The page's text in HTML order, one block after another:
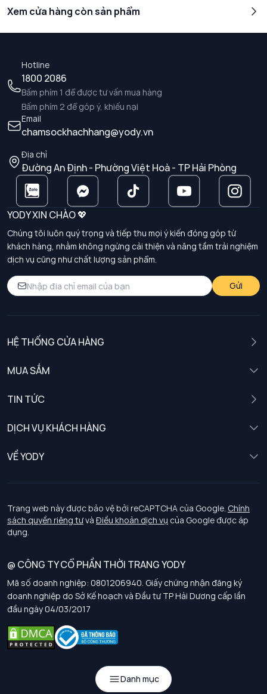
Danh mục
Xem cửa hàng còn sản phẩm
Hotline
1800 2086
Bấm phím 1 để được tư vấn mua hàng
Bấm phím 2 để góp ý, khiếu nại
Email
chamsockhachhang@yody.vn
Địa chỉ
Đường An Định - Phường Việt Hoà - TP Hải Phòng
YODY XIN CHÀO 💖
Chúng tôi luôn quý trọng và tiếp thu mọi ý kiến đóng góp từ
khách hàng, nhằm không ngừng cải thiện và nâng tầm trải nghiệm
dịch vụ cũng như chất lượng sản phẩm.
Gửi
HỆ THỐNG CỬA HÀNG
MUA SẮM
TIN TỨC
DỊCH VỤ KHÁCH HÀNG
Chính sách khách hàng thân thiết
Chính sách bảo vệ dữ liệu cá nhân
Chính sách thanh toán, giao nhận
Chính sách chất lượng và an toàn sức khoẻ nghề nghiệp
Chính sách đơn đồng phục
Hướng dẫn chọn kích thước
VỀ YODY
Tuyển dụng
Trang web này được bảo vệ bởi reCAPTCHA của Google. Chính
sách quyền riêng tưvà Điều khoản dịch vụ của Google được áp
dụng.
@ CÔNG TY CỔ PHẦN THỜI TRANG YODY
Mã số doanh nghiệp: 0801206940. Giấy chứng nhận đăng ký
doanh nghiệp do Sở Kế hoạch và Đầu tư TP Hải Dương cấp lần
đầu ngày 04/03/2017